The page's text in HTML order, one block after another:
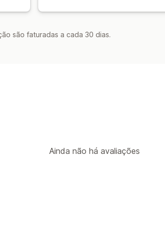
são faturadas a cada 30 dias.
Ainda não há avaliações